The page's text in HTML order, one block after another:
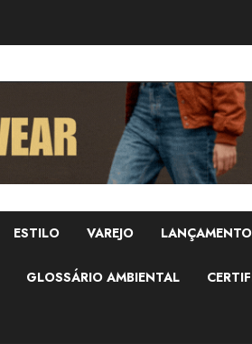
ESTILO VAREJO
GLOSSÁRIO AMBIENTAL